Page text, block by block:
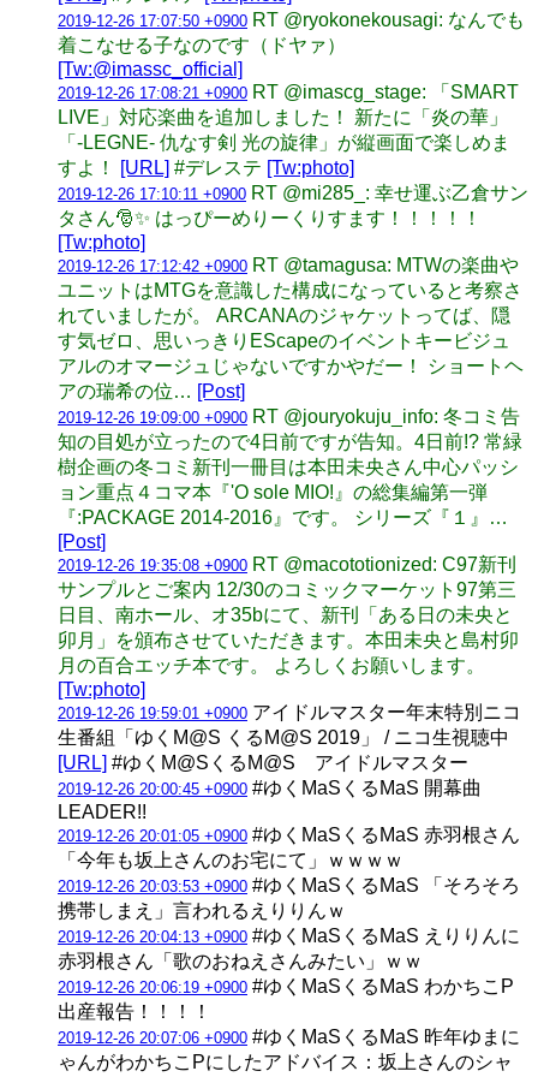
2019-12-26 17:07:50 +0900 RT @ryokonekousagi: なんでも
着こなせる子なのです（ドヤァ）
[Tw:@imassc_official]
2019-12-26 17:08:21 +0900 RT @imascg_stage: 「SMART
LIVE」対応楽曲を追加しました！ 新たに「炎の華」
「-LEGNE- 仇なす剣 光の旋律」が縦画面で楽しめま
すよ！
[URL] #デレステ [Tw:photo]
2019-12-26 17:10:11 +0900 RT @mi285_: 幸せ運ぶ乙倉サン
タさん🎅✨ はっぴーめりーくりすます！！！！！
[Tw:photo]
2019-12-26 17:12:42 +0900 RT @tamagusa: MTWの楽曲や
ユニットはMTGを意識した構成になっていると考察さ
れていましたが。 ARCANAのジャケットってば、隠
す気ゼロ、思いっきりEScapeのイベントキービジュ
アルのオマージュじゃないですかやだー！ ショートヘ
アの瑞希の位… [Post]
2019-12-26 19:09:00 +0900 RT @jouryokuju_info: 冬コミ告
知の目処が立ったので4日前ですが告知。4日前!? 常緑
樹企画の冬コミ新刊一冊目は本田未央さん中心パッシ
ョン重点４コマ本『'O sole MIO!』の総集編第一弾
『:PACKAGE 2014-2016』です。 シリーズ『１』…
[Post]
2019-12-26 19:35:08 +0900 RT @macototionized: C97新刊
サンプルとご案内 12/30のコミックマーケット97第三
日目、南ホール、オ35bにて、新刊「ある日の未央と
卯月」を頒布させていただきます。本田未央と島村卯
月の百合エッチ本です。 よろしくお願いします。
[Tw:photo]
2019-12-26 19:59:01 +0900 アイドルマスター年末特別ニコ
生番組「ゆくM@S くるM@S 2019」 / ニコ生視聴中
[URL] #ゆくM@SくるM@S アイドルマスター
2019-12-26 20:00:45 +0900 #ゆくMaSくるMaS 開幕曲
LEADER!!
2019-12-26 20:01:05 +0900 #ゆくMaSくるMaS 赤羽根さん
「今年も坂上さんのお宅にて」ｗｗｗｗ
2019-12-26 20:03:53 +0900 #ゆくMaSくるMaS 「そろそろ
携帯しまえ」言われるえりりんｗ
2019-12-26 20:04:13 +0900 #ゆくMaSくるMaS えりりんに
赤羽根さん「歌のおねえさんみたい」ｗｗ
2019-12-26 20:06:19 +0900 #ゆくMaSくるMaS わかちこP
出産報告！！！！
2019-12-26 20:07:06 +0900 #ゆくMaSくるMaS 昨年ゆまに
ゃんがわかちこPにしたアドバイス：坂上さんのシャ